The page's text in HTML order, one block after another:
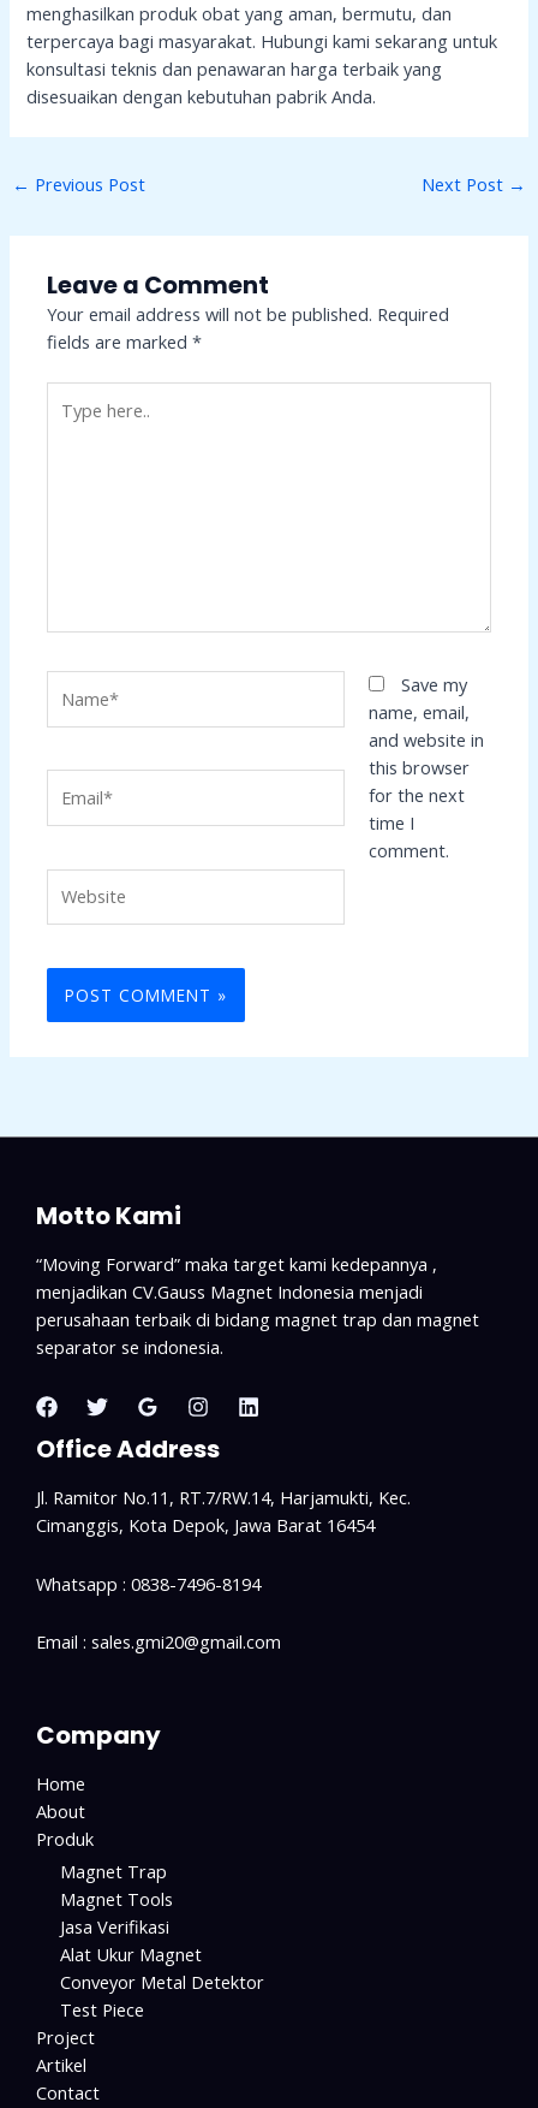
menghasilkan produk obat yang aman, bermutu, dan
terpercaya bagi masyarakat. Hubungi kami sekarang untuk
konsultasi teknis dan penawaran harga terbaik yang
disesuaikan dengan kebutuhan pabrik Anda.
← Previous Post Next Post →
Leave a Comment
Your email address will not be published. Required
fields are marked*
here..
Save my
name, email,
and website in
this browser
for the next
time I
comment.
Motto Kami
“Moving Forward” maka target kami kedepannya ,
menjadikan CV.Gauss Magnet Indonesia menjadi
perusahaan terbaik di bidang magnet trap dan magnet
separator se indonesia.
Office Address
Jl. Ramitor No.11, RT.7/RW.14, Harjamukti, Kec.
Cimanggis, Kota Depok, Jawa Barat 16454
Whatsapp : 0838-7496-8194
Email : sales.gmi20@gmail.com
Company
Home
About
Produk
Magnet Trap
Magnet Tools
Jasa Verifikasi
Alat Ukur Magnet
Conveyor Metal Detektor
Test Piece
Project
Artikel
Contact